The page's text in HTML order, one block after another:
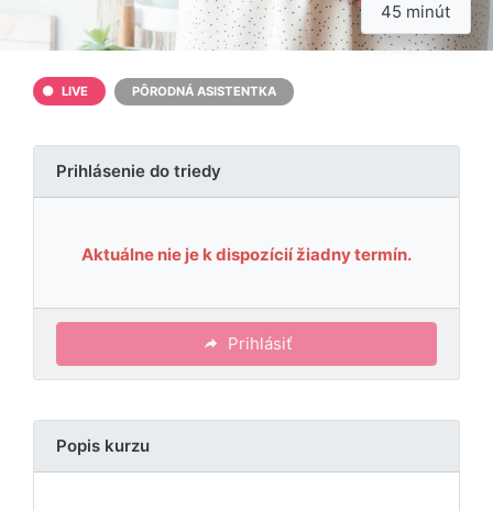
45 minút
LIVE PÔRODNÁ ASISTENTKA
Prihlásenie do triedy
Aktuálne nie je k dispozícií žiadny termín.
Prihlásiť
Popis kurzu